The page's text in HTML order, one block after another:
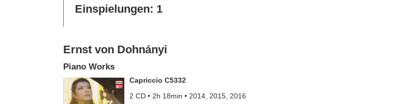
Einspielungen: 1
Ernst von Dohnányi
Piano Works
Capriccio C5332
2 CD • 2h 18min • 2014, 2015, 2016